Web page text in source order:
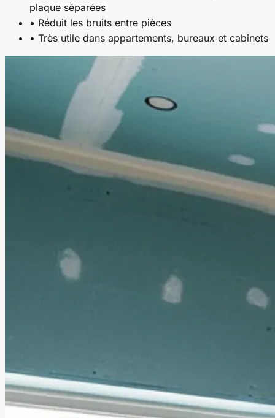
plaque séparées
• Réduit les bruits entre pièces
• Très utile dans appartements, bureaux et cabinets